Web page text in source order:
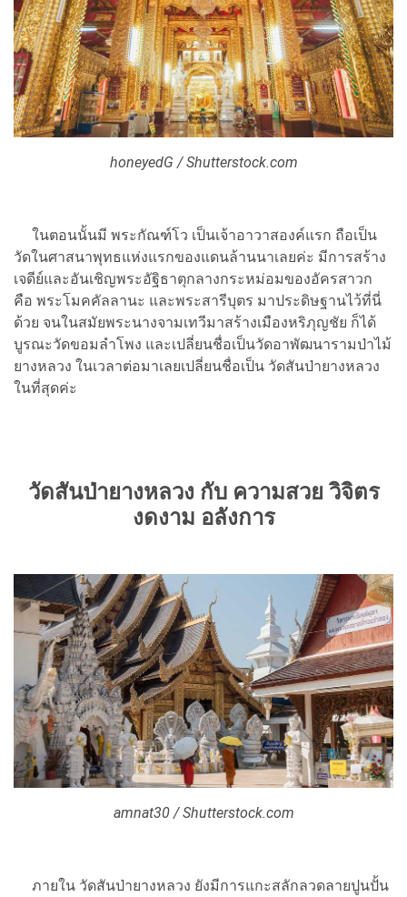
honeyedG / Shutterstock.com
ในตอนนั้นมี พระกัณฑ์โว เป็นเจ้าอาวาสองค์แรก ถือเป็น
วัดในศาสนาพุทธแห่งแรกของแดนล้านนาเลยค่ะ มีการสร้าง
เจดีย์และอันเชิญพระอัฐิธาตุกลางกระหม่อมของอัครสาวก
คือ พระโมคคัลลานะ และพระสารีบุตร มาประดิษฐานไว้ที่นี่
ด้วย จนในสมัยพระนางจามเทวีมาสร้างเมืองหริภุญชัย ก็ได้
บูรณะวัดขอมลำโพง และเปลี่ยนชื่อเป็นวัดอาพัฒนารามป่าไม้
ยางหลวง ในเวลาต่อมาเลยเปลี่ยนชื่อเป็น วัดสันป่ายางหลวง
ในที่สุดค่ะ
วัดสันป่ายางหลวง กับ ความสวย วิจิตร
งดงาม อลังการ
amnat30 / Shutterstock.com
ภายใน วัดสันป่ายางหลวง ยังมีการแกะสลักลวดลายปูนปั้น